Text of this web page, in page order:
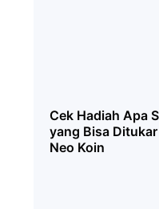
Cek Hadiah Apa
yang Bisa
Neo Koin